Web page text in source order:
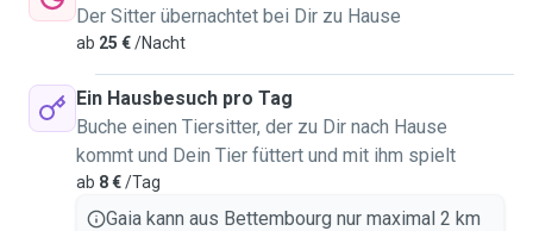
Der Sitter übernachtet bei Dir zu Hause
ab 25 €/Nacht
Ein Hausbesuch pro Tag
Buche einen Tiersitter, der zu Dir nach Hause
kommt und Dein Tier füttert und mit ihm spielt
ab 8 €/Tag
Gaia kann aus Bettembourg nur maximal 2 km